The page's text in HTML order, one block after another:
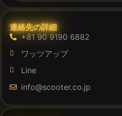
連絡先の詳細
+81 90 9190 6882
ワッツアップ
Line
info@scooter.co.jp